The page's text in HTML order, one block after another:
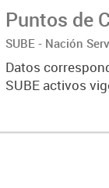
Puntos de
SUBE - Nación
Datos
SUBE activos